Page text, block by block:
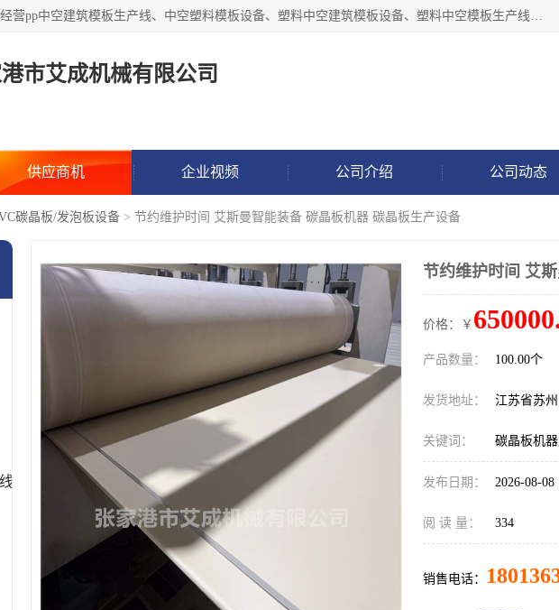
张家港市艾成机械有限公司主要经营pp中空建筑模板生产线、中空塑料模板设备、塑料中空建筑模板设备、塑料中空模板生产线、中空塑料建筑模板机器系列及相关辅机设备等。我们将不断超越自我，一如既往地为客户设计价值，竭诚为您提供更优质的技术、产品和服务！
市艾成机械有限公司
供应商机 企业视频 公司介绍 公司动态
碳晶板/发泡板设备 > 节约维护时间 艾斯曼智能装备 碳晶板机器 碳晶板生产设备
节约维护时间 艾
价格：￥
产品数量： 100.00个
发货地址： 江苏省苏
关键词： 碳晶板机
发布日期： 2026-08-08
阅 读 量： 334
销售电话：